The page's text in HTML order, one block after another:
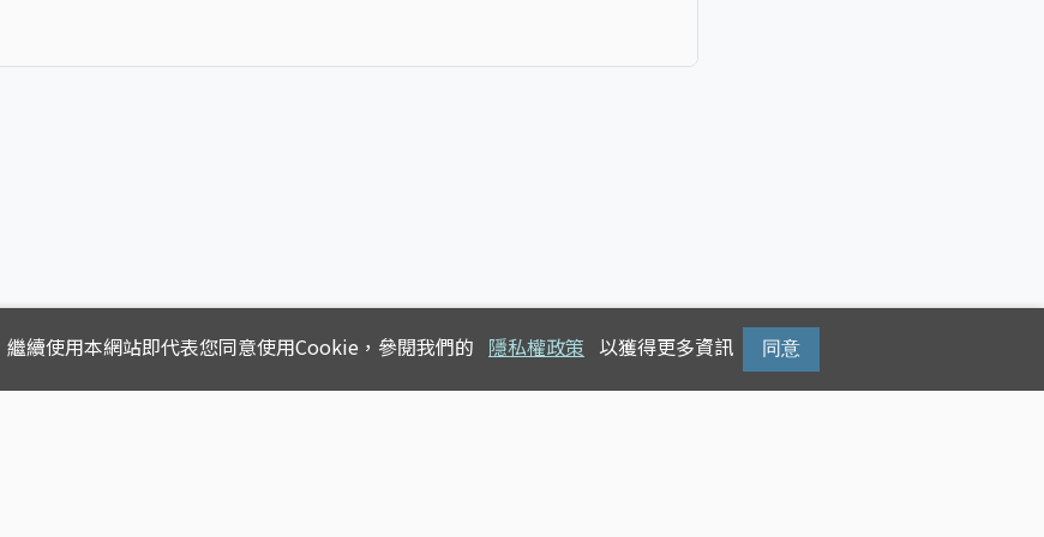
繼續使用本網站即代表您同意使用Cookie，參閱我們的 隱私權政策 以獲得更多資訊 同意